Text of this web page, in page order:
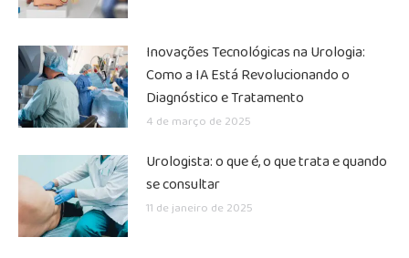
Inovações Tecnológicas na Urologia:
Como a IA Está Revolucionando o
Diagnóstico e Tratamento
4 de março de 2025
Urologista: o que é, o que trata e quando
se consultar
11 de janeiro de 2025